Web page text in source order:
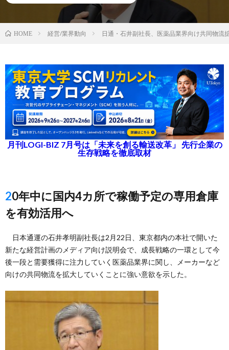
HOME 経営/業界動向 日通・石井副社長、医薬品業界向け共同物流
月刊LOGI-BIZ 7月号は「未来を創る輸送改革」 先行企業の
生存戦略を徹底取材
20年中に国内4カ所で稼働予定の専用倉庫
を有効活用へ
日本通運の石井孝明副社長は2月22日、東京都内の本社で開いた
新たな経営計画のメディア向け説明会で、成長戦略の一環として今
後一段と需要獲得に注力していく医薬品業界に関し、メーカーなど
向けの共同物流を拡大していくことに強い意欲を示した。